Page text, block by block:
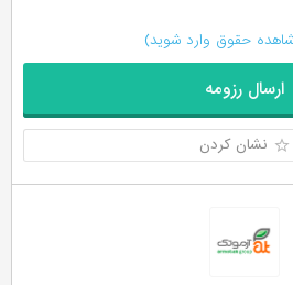
حقوق وارد شوید)
ارسال رزومه
نشان کردن